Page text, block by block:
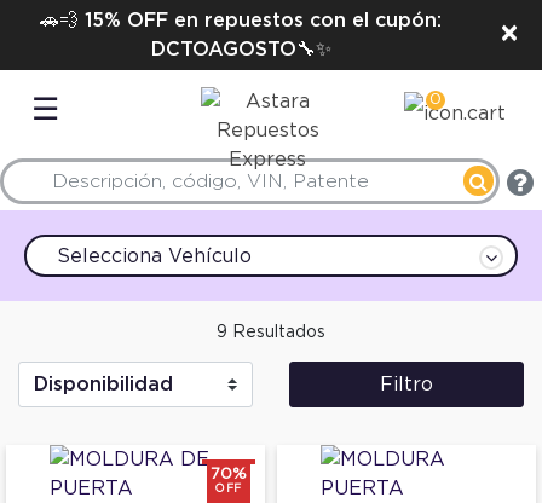
🚗💨 15% OFF en repuestos con el cupón:
DCTOAGOSTO🔧✨
×
☰ 0
Selecciona Vehículo
9 Resultados
Filtro
70%
OFF